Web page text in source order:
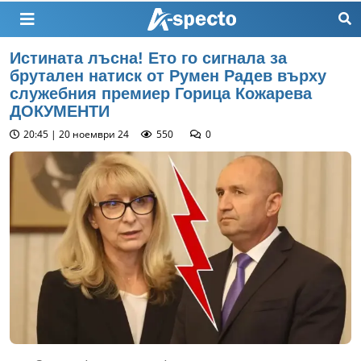
Истината лъсна! Ето го сигнала за
брутален натиск от Румен Радев върху
служебния премиер Горица Кожарева
ДОКУМЕНТИ
20:45 | 20 ноември 24 550 0